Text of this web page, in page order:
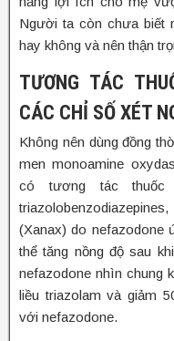
Người ta còn chưa biết
hay không và nên thận
TƯƠNG TÁC
CÁC CHỈ SỐ XÉT
Không nên dùng đồng
men monoamine
có tương tác
(Xanax) do nefazodone
thể tăng nồng độ sau
nefazodone nhìn chung
liều triazolam và giảm
với nefazodone.